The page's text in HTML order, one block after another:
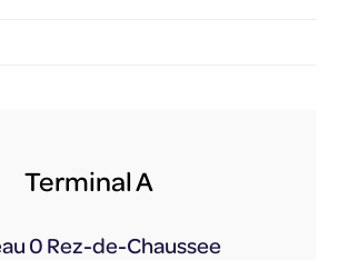
Terminal A
0 Rez-de-Chaussee